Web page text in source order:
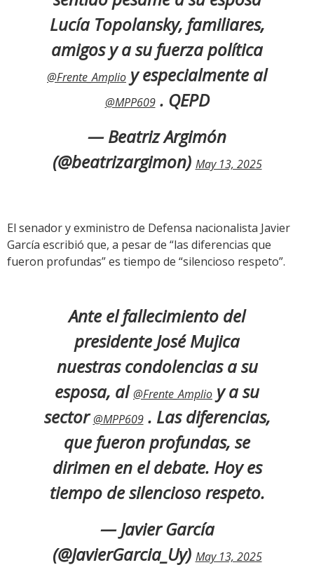
Lucía Topolansky, familiares,
amigos y a su fuerza política
@Frente_Amplio y especialmente al
@MPP609. QEPD
— Beatriz Argimón
(@beatrizargimon) May 13, 2025
El senador y exministro de Defensa nacionalista Javier
García escribió que, a pesar de “las diferencias que
fueron profundas” es tiempo de “silencioso respeto”.
Ante el fallecimiento del
presidente José Mujica
nuestras condolencias a su
esposa, al@Frente_Amplio y a su
sector@MPP609. Las diferencias,
que fueron profundas, se
dirimen en el debate. Hoy es
tiempo de silencioso respeto.
— Javier García
(@JavierGarcia_Uy) May 13, 2025